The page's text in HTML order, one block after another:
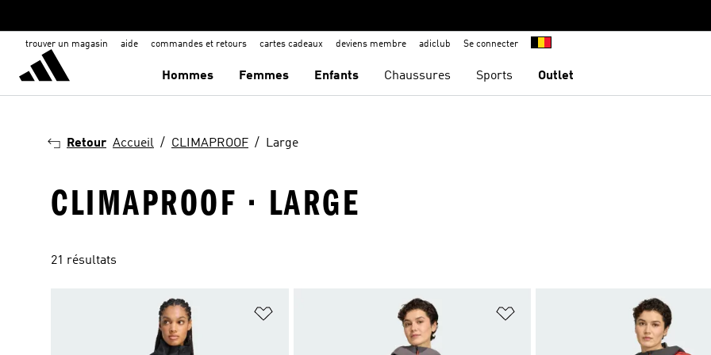
trouver un magasin aide commandes et retours cartes cadeaux deviens membre adiclub Se connecter
Hommes Femmes Enfants Chaussures Sports Outlet
Retour Accueil CLIMAPROOF Large
CLIMAPROOF · LARGE
21 résultats
Ajouter à la Liste de produits favoris Ajouter à la Liste de produits